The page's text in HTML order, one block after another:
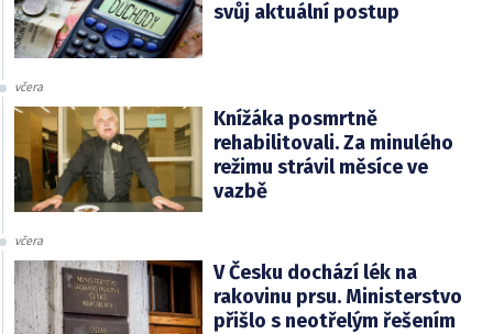
svůj aktuální postup
včera
Knížáka posmrtně
rehabilitovali. Za minulého
režimu strávil měsíce ve
vazbě
včera
V Česku dochází lék na
rakovinu prsu. Ministerstvo
přišlo s neotřelým řešením